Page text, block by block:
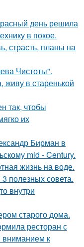
день решила
в покое.
страсть, планы на
Чистоты".
живу в старенькой
так, чтобы
их
Бирман в
mid - Century.
жизнь на воде.
3 полезных совета.
внутри
старого дома.
ресторан с
вниманием к